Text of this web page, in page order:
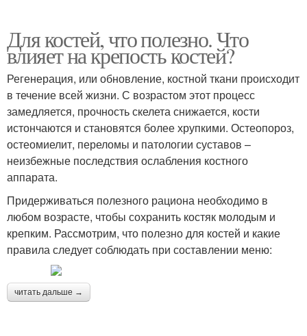
Для костей, что полезно. Что
влияет на крепость костей?
Регенерация, или обновление, костной ткани происходит
в течение всей жизни. С возрастом этот процесс
замедляется, прочность скелета снижается, кости
истончаются и становятся более хрупкими. Остеопороз,
остеомиелит, переломы и патологии суставов –
неизбежные последствия ослабления костного
аппарата.
Придерживаться полезного рациона необходимо в
любом возрасте, чтобы сохранить костяк молодым и
крепким. Рассмотрим, что полезно для костей и какие
правила следует соблюдать при составлении меню:
читать дальше →